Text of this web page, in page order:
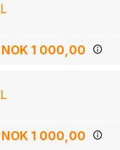
NOK 1 000,00
NOK 1 000,00